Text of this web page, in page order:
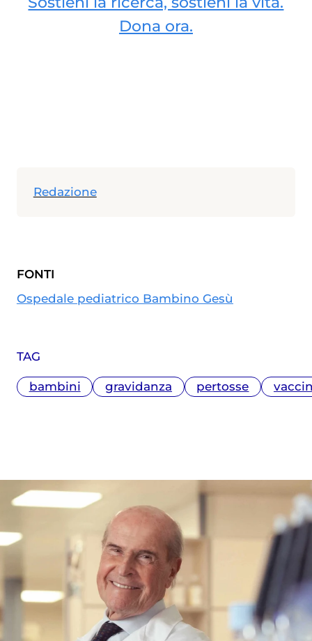
TAG
bambini gravidanza pertosse
Dona ora.
Redazione
FONTI
Ospedale pediatrico Bambino Gesù